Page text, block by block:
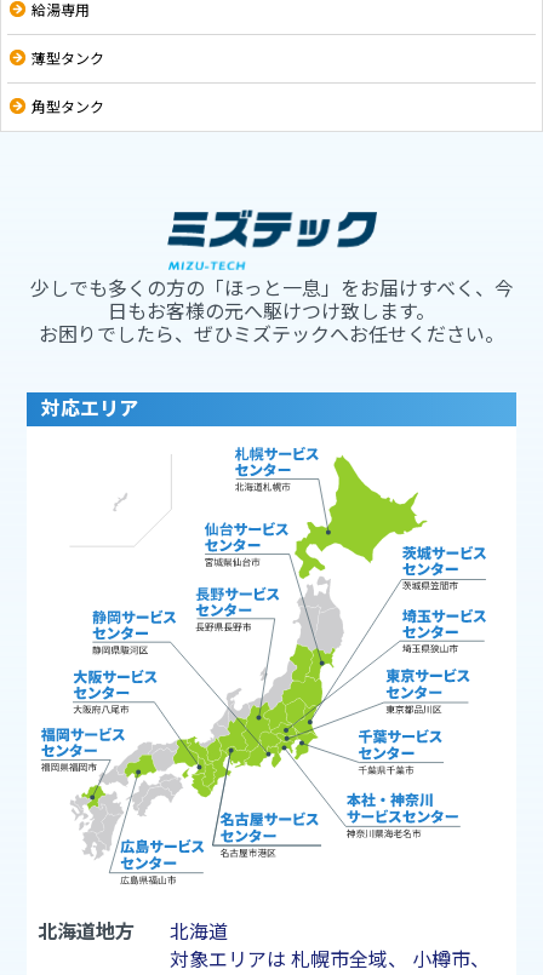
給湯専用
薄型タンク
角型タンク
少しでも多くの方の「ほっと一息」をお届けすべく、今
日もお客様の元へ駆けつけ致します。
お困りでしたら、ぜひミズテックへお任せください。
対応エリア
北海道地方
北海道
対象エリアは 札幌市全域、 小樽市、